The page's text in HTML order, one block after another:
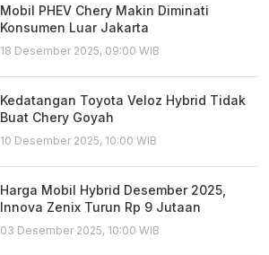
Mobil PHEV Chery Makin Diminati
Konsumen Luar Jakarta
18 Desember 2025, 09:00 WIB
Kedatangan Toyota Veloz Hybrid Tidak
Buat Chery Goyah
10 Desember 2025, 10:00 WIB
Harga Mobil Hybrid Desember 2025,
Innova Zenix Turun Rp 9 Jutaan
03 Desember 2025, 10:00 WIB